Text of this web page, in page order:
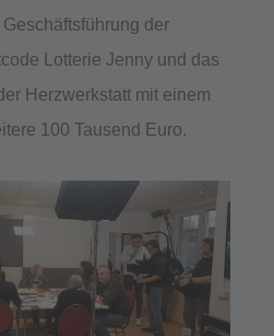
der
Lotterie Jenny und das
Herzwerkstatt mit einem
100 Tausend Euro.